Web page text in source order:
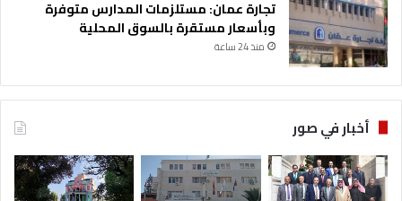
تجارة عمان: مستلزمات المدارس متوفرة
وبأسعار مستقرة بالسوق المحلية
منذ 24 ساعة
أخبار في صور